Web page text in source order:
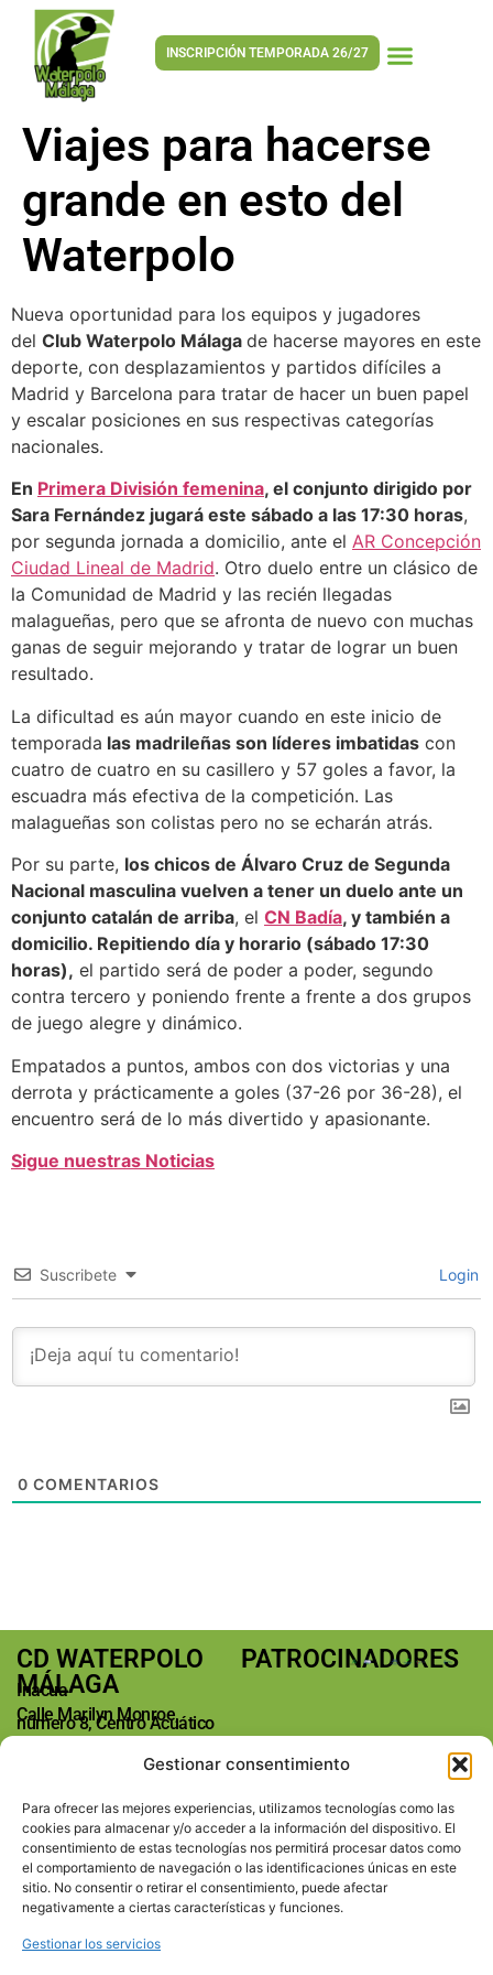
Gestionar consentimiento
Para ofrecer las mejores experiencias, utilizamos tecnologías como las
cookies para almacenar y/o acceder a la información del dispositivo. El
consentimiento de estas tecnologías nos permitirá procesar datos como
el comportamiento de navegación o las identificaciones únicas en este
sitio. No consentir o retirar el consentimiento, puede afectar
negativamente a ciertas características y funciones.
Gestionar los servicios
INSCRIPCIÓN TEMPORADA 26/27
Viajes para hacerse
grande en esto del
Waterpolo
Nueva oportunidad para los equipos y jugadores
del Club Waterpolo Málaga de hacerse mayores en este
deporte, con desplazamientos y partidos difíciles a
Madrid y Barcelona para tratar de hacer un buen papel
y escalar posiciones en sus respectivas categorías
nacionales.
En Primera División femenina, el conjunto dirigido por
Sara Fernández jugará este sábado a las 17:30 horas,
por segunda jornada a domicilio, ante el AR Concepción
Ciudad Lineal de Madrid. Otro duelo entre un clásico de
la Comunidad de Madrid y las recién llegadas
malagueñas, pero que se afronta de nuevo con muchas
ganas de seguir mejorando y tratar de lograr un buen
resultado.
La dificultad es aún mayor cuando en este inicio de
temporada las madrileñas son líderes imbatidas con
cuatro de cuatro en su casillero y 57 goles a favor, la
escuadra más efectiva de la competición. Las
malagueñas son colistas pero no se echarán atrás.
Por su parte, los chicos de Álvaro Cruz de Segunda
Nacional masculina vuelven a tener un duelo ante un
conjunto catalán de arriba, el CN Badía, y también a
domicilio. Repitiendo día y horario (sábado 17:30
horas), el partido será de poder a poder, segundo
contra tercero y poniendo frente a frente a dos grupos
de juego alegre y dinámico.
Empatados a puntos, ambos con dos victorias y una
derrota y prácticamente a goles (37-26 por 36-28), el
encuentro será de lo más divertido y apasionante.
Sigue nuestras Noticias
Suscribete Login
0 COMENTARIOS
CD WATERPOLO
MÁLAGA
Inacua
Calle Marilyn Monroe,
número 8, Centro Acuático
E-mail:
info@waterpolomalaga.es
REDES SOCIALES
SECCIONES
Inicio
Equipos
PATROCINADORES